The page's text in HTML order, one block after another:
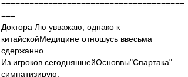
=======================================
===
Доктора Лю увважаю, однако к
китайскойМедицине отношусь ввесьма
сдержанно.
Из игроков сегодняшнейОсноввы"Спартака"
симпатизирую: